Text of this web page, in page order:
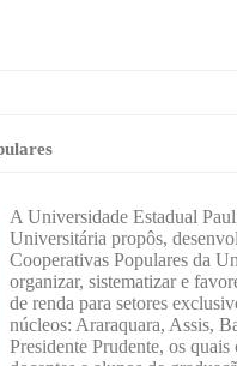
A Universidade Estadual
Universitária propôs,
Cooperativas Populares da
organizar, sistematizar e
de renda para setores
núcleos: Araraquara, Assis,
Presidente Prudente, os